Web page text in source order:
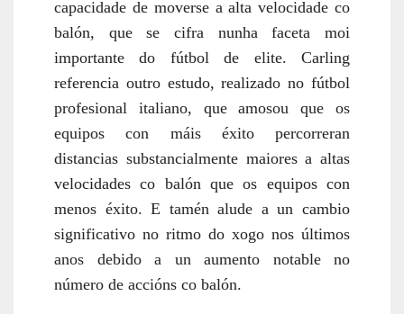
capacidade de moverse a alta velocidade co
balón, que se cifra nunha faceta moi
importante do fútbol de elite. Carling
referencia outro estudo, realizado no fútbol
profesional italiano, que amosou que os
equipos con máis éxito percorreran
distancias substancialmente maiores a altas
velocidades co balón que os equipos con
menos éxito. E tamén alude a un cambio
significativo no ritmo do xogo nos últimos
anos debido a un aumento notable no
número de accións co balón.